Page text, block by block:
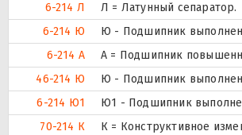
6-214 Л
Л = Латунный сепаратор.
6-214 Ю
Ю - Подшипник
6-214 А
А = Подшипник
46-214 Ю
Ю - Подшипник
6-214 Ю1
Ю1 - Подшипник
70-214 К
К = Конструктивное